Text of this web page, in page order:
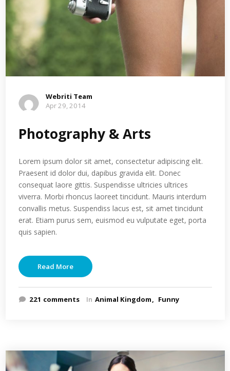
Webriti Team
Apr 29, 2014
Photography & Arts
Lorem ipsum dolor sit amet, consectetur adipiscing elit.
Praesent id dolor dui, dapibus gravida elit. Donec
consequat laore gittis. Suspendisse ultricies ultrices
viverra. Morbi rhoncus laoreet tincidunt. Mauris interdum
convallis metus. Suspendiss lacus est, sit amet tincidunt
erat. Etiam purus sem, euismod eu vulputate eget, porta
quis sapien.
Read More
221 comments In Animal Kingdom Funny